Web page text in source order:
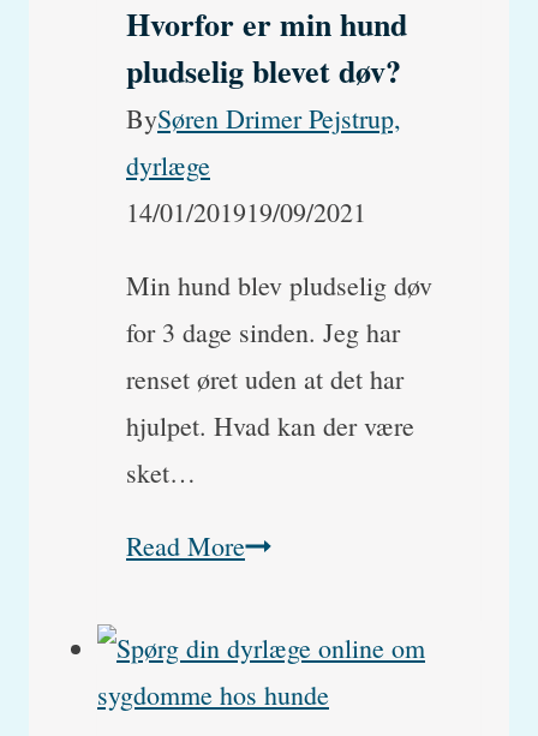
Hvorfor er min hund
pludselig blevet døv?
BySøren Drimer Pejstrup,
dyrlæge
14/01/201919/09/2021
Min hund blev pludselig døv
for 3 dage sinden. Jeg har
renset øret uden at det har
hjulpet. Hvad kan der være
sket…
Read MoreHvorfor
min
hund